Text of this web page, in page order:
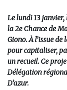
Le lundi 13 janvier,
la 2e Chance de
Giono. À l’issue
pour capitaliser,
un recueil. Ce
Délégation
D’azur.